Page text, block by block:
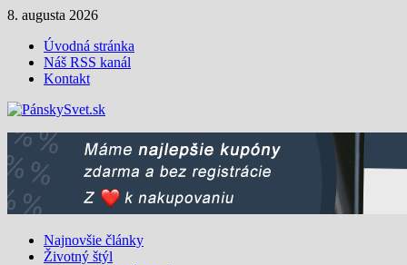
Skip
content
8. augusta 2026
Úvodná stránka
Náš RSS kanál
Kontakt
Najnovšie články
Životný štýl